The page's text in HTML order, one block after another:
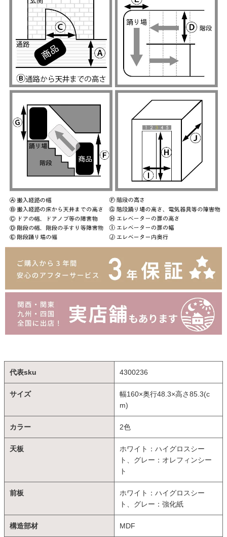
代表sku 4300236
サイズ
幅160×奥行48.3×高さ85.3(c
m)
カラー 2色
天板
ホワイト：ハイグロスシー
ト、グレー：オレフィンシー
ト
前板
ホワイト：ハイグロスシー
ト、グレー：強化紙
構造部材 MDF